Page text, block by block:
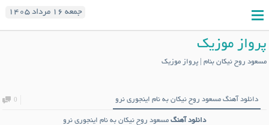
جمعه ۱۶ مرداد ۱۴۰۵
پرواز موزیک
مسعود روح نیکان بنام | پرواز موزیک
دانلود آهنگ مسعود روح نیکان به نام اینجوری نرو 0
دانلود آهنگ مسعود روح نیکان به نام اینجوری نرو